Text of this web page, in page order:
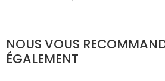
NOUS VOUS
ÉGALEMENT